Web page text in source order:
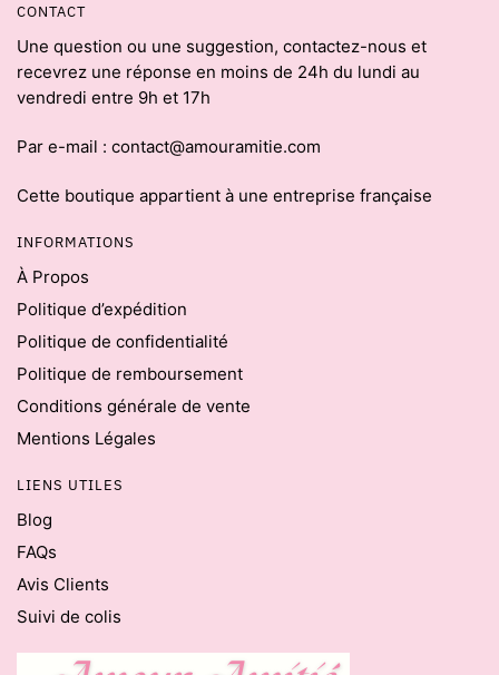
CONTACT
Une question ou une suggestion, contactez-nous et
recevrez une réponse en moins de 24h du lundi au
vendredi entre 9h et 17h
Par e-mail : contact@amouramitie.com
Cette boutique appartient à une entreprise française
INFORMATIONS
À Propos
Politique d’expédition
Politique de confidentialité
Politique de remboursement
Conditions générale de vente
Mentions Légales
LIENS UTILES
Blog
FAQs
Avis Clients
Suivi de colis